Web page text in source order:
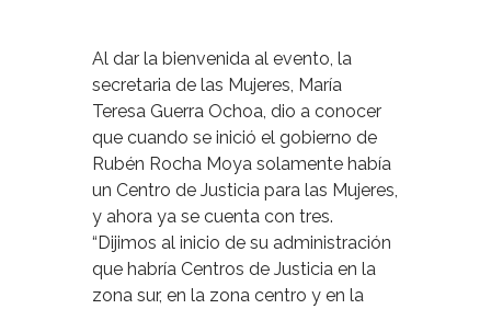
Al dar la bienvenida al evento, la
secretaria de las Mujeres, María
Teresa Guerra Ochoa, dio a conocer
que cuando se inició el gobierno de
Rubén Rocha Moya solamente había
un Centro de Justicia para las Mujeres,
y ahora ya se cuenta con tres.
“Dijimos al inicio de su administración
que habría Centros de Justicia en la
zona sur, en la zona centro y en la